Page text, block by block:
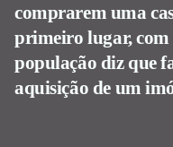
comprarem uma
primeiro lugar, com
população diz que
aquisição de um